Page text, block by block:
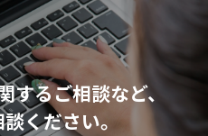
するご相談など、
ください。